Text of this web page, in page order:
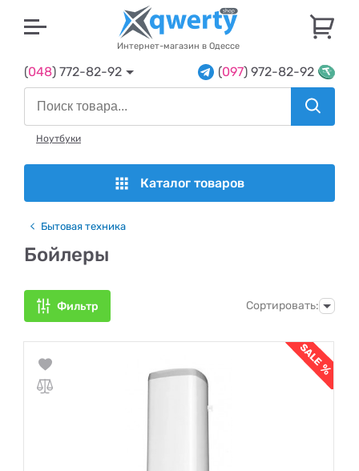
Интернет-магазин в Одессе
(048) 772-82-92 (097) 972-82-92
Ноутбуки
Каталог товаров
Бытовая техника
Бойлеры
Фильтр Сортировать: